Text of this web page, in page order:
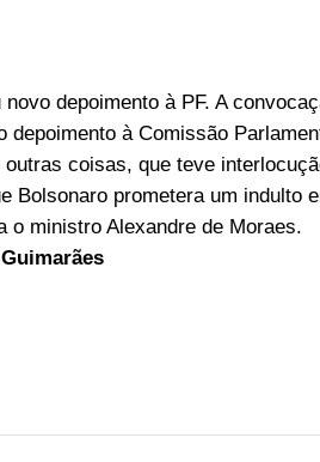
depoimento à PF. A
à Comissão
coisas, que teve
Bolsonaro prometera um indulto
o ministro Alexandre de Moraes.